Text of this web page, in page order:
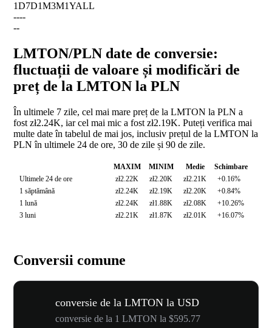
1D7D1M3M1YALL
----
--
LMTON/PLN date de conversie:
fluctuații de valoare și modificări de
preț de la LMTON la PLN
În ultimele 7 zile, cel mai mare preț de la LMTON la PLN a
fost zł2.24K, iar cel mai mic a fost zł2.19K. Puteți verifica mai
multe date în tabelul de mai jos, inclusiv prețul de la LMTON la
PLN în ultimele 24 de ore, 30 de zile și 90 de zile.
MAXIM MINIM Medie
Schimbare
Ultimele 24 de ore
zł2.22K zł2.20K zł2.21K
+0.16%
1 săptămână
zł2.24K zł2.19K zł2.20K
+0.84%
1 lună
zł2.24K zł1.88K zł2.08K
+10.26%
3 luni
zł2.21K zł1.87K zł2.01K +16.07%
Conversii comune
conversie de la LMTON la USD
conversie de la 1 LMTON la $595.77